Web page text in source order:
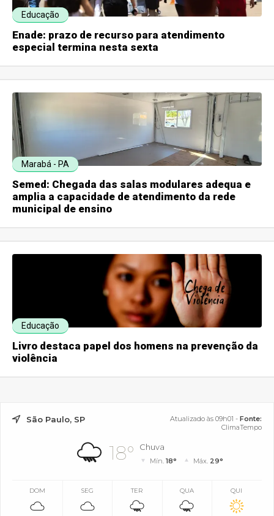
Educação
Enade: prazo de recurso para atendimento
especial termina nesta sexta
Marabá - PA
Semed: Chegada das salas modulares adequa e
amplia a capacidade de atendimento da rede
municipal de ensino
Educação
Livro destaca papel dos homens na prevenção da
violência
São Paulo, SP Atualizado às 09h01 - Fonte:
ClimaTempo
18° Chuva
Mín.18° Máx. 29°
DOM SEG TER QUA QUI